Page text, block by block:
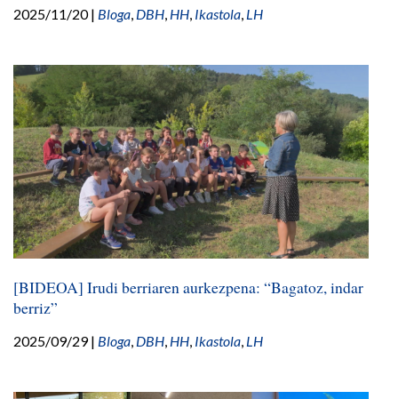
2025/11/20| Bloga, DBH, HH, Ikastola, LH
[BIDEOA] Irudi berriaren aurkezpena: “Bagatoz, indar
berriz”
2025/09/29| Bloga, DBH, HH, Ikastola, LH